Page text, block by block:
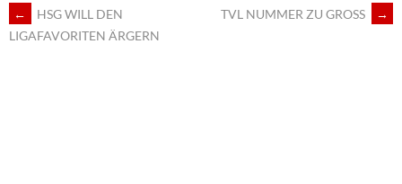
ARTIKEL-
←
HSG WILL DEN
LIGAFAVORITEN ÄRGERN
TVL NUMMER ZU GROSS →